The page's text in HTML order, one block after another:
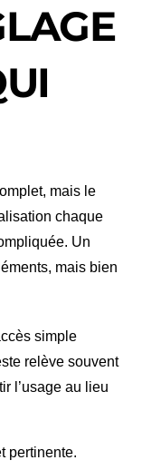
mais le
chaque
Un
mais bien
simple
relève souvent
l’usage au lieu
pertinente.